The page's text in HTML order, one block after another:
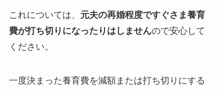
これについては、 元夫の再婚程度ですぐさま養育
費が打ち切りになったりはしませんので安心して
ください。
一度決まった養育費を減額または打ち切りにする